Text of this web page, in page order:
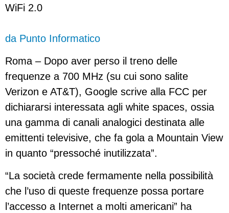
WiFi 2.0
da Punto Informatico
Roma – Dopo aver perso il treno delle
frequenze a 700 MHz (su cui sono salite
Verizon e AT&T), Google scrive alla FCC per
dichiararsi interessata agli white spaces, ossia
una gamma di canali analogici destinata alle
emittenti televisive, che fa gola a Mountain View
in quanto “pressoché inutilizzata”.
“La società crede fermamente nella possibilità
che l’uso di queste frequenze possa portare
l’accesso a Internet a molti americani” ha